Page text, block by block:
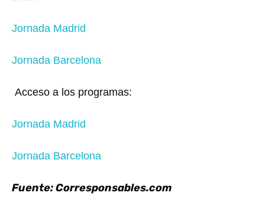
Jornada Madrid
Jornada Barcelona
Acceso a los programas:
Jornada Madrid
Jornada Barcelona
Fuente: Corresponsables.com